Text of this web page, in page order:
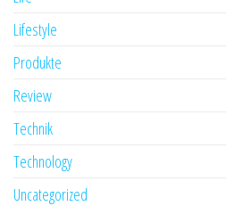
Lifestyle
Produkte
Review
Technik
Technology
Uncategorized